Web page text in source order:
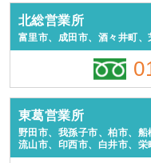
北総営業所
富里市、成田市、酒々井町、
東葛営業所
野田市、我孫子市、柏市、
流山市、印西市、白井市、栄